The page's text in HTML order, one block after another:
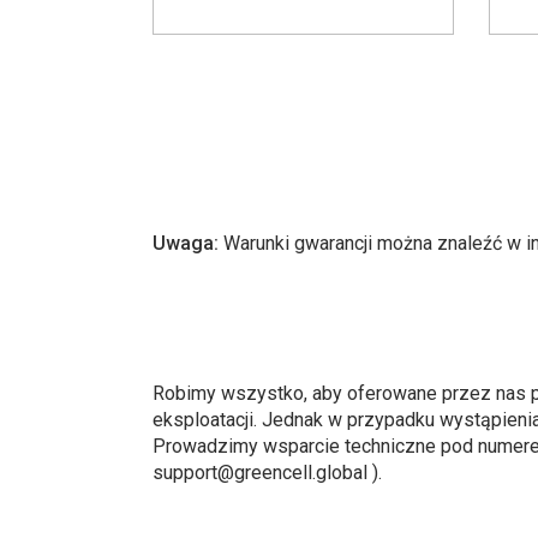
Uwaga: Warunki gwarancji można znaleźć w
Robimy wszystko, aby oferowane przez nas
eksploatacji. Jednak w przypadku
Prowadzimy wsparcie techniczne pod
support@greencell.global ).